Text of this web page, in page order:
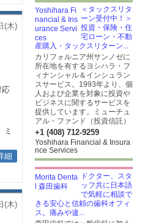
(木)
応
ミ
細
(木)
＜タックスリタ
ーン受付中！＞
投資・保険・住
宅ローン・不動
産購入・タックスリターン...
カリフォルニア州サンノゼに
所在地を有するヨシハラ・フ
ィナンシャル＆インシュラン
スサービス。1993年より、個
人および企業を対象に投資や
ビジネスに関するサービスを
提供しています。ミューチュ
アル・ファンド（投資信託）
+1 (408) 712-9259
Yoshihara Financial & Insura
nce Services
ドクター、スタ
ッフ共に日本語
で気軽に相談で
きる安心と信頼の歯科オフィ
ス。痛みや違...